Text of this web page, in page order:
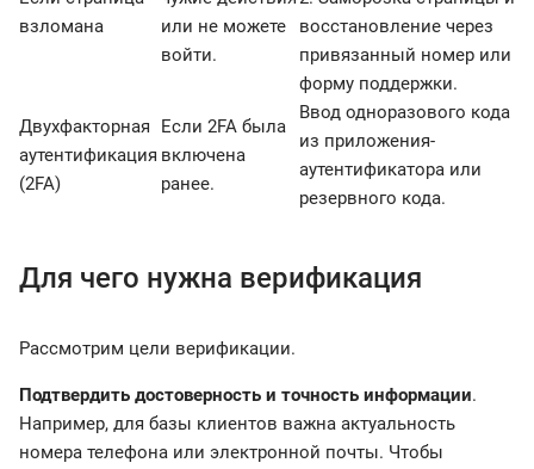
взломана
или не можете
войти.
восстановление через
привязанный номер или
форму поддержки.
Двухфакторная
аутентификация
(2FA)
Если 2FA была
включена
ранее.
Ввод одноразового кода
из приложения-
аутентификатора или
резервного кода.
Для чего нужна верификация
Рассмотрим цели верификации.
Подтвердить достоверность и точность информации.
Например, для базы клиентов важна актуальность
номера телефона или электронной почты. Чтобы